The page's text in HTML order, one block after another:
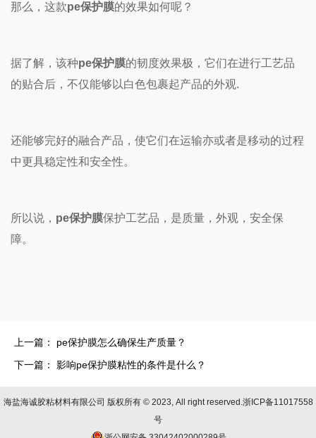
那么，这款pe保护膜的效果如何呢？
据了解，该种pe保护膜的韧度效果极，它们在进行工艺品
的贴合后，不仅能够以白色包裹起产品的外观.
还能够完好的融合产品，使它们在运输亦或者是移动的过程
中更具稳定性和安全性。
所以说， pe保护膜保护工艺品，是质量，外观，安全保
障。
上一篇：
pe保护膜怎么确保生产质量？
下一篇：
影响pe保护膜粘性的条件是什么？
海盐海诚胶粘材料有限公司 版权所有 © 2023, All right reserved.浙ICP备11017558
号